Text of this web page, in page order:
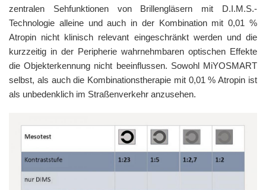
zentralen Sehfunktionen von Brillengläsern mit D.I.M.S.-
Technologie alleine und auch in der Kombination mit 0,01 %
Atropin nicht klinisch relevant eingeschränkt werden und die
kurzzeitig in der Peripherie wahrnehmbaren optischen Effekte
die Objekterkennung nicht beeinflussen. Sowohl MiYOSMART
selbst, als auch die Kombinationstherapie mit 0,01 % Atropin ist
als unbedenklich im Straßenverkehr anzusehen.